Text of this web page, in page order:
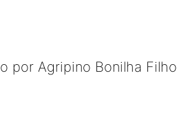
por Agripino Bonilha Filho